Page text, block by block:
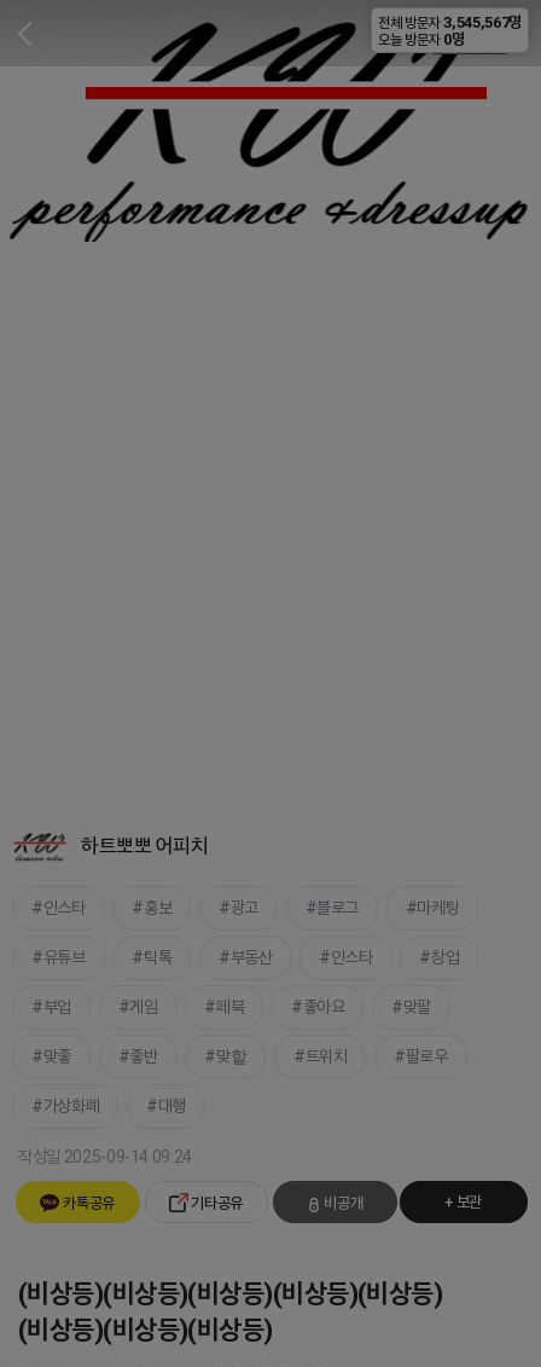
비공개
하트뽀뽀 어피치
인스타 홍보 광고 블로그 마케팅
유튜브 틱톡 부동산 인스타 창업
부업 게임 페북 좋아요 맞팔
맞좋 좋반 맞핱 트위치 팔로우
가상화폐 대행
작성일 2025-09-14 09:24
카톡공유 기타공유 비공개 + 보관
(비상등)(비상등)(비상등)(비상등)(비상등)
(비상등)(비상등)(비상등)
전체 방문자 3,545,567명
오늘 방문자 0명